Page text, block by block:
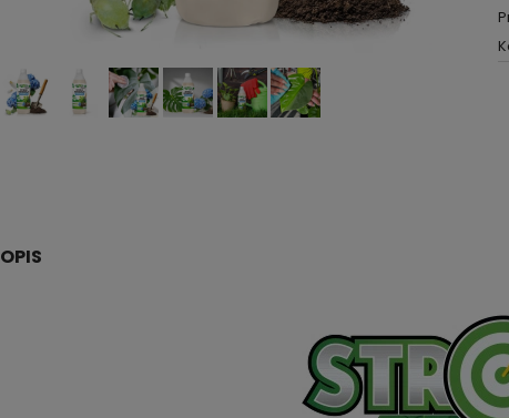
OPIS